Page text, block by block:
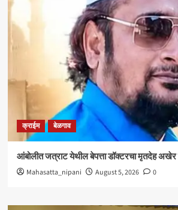
क्राईम बेळगाव
आंबोलीत जत्राट येथील बेपत्ता डॉक्टरचा मृतदेह अखेर
Mahasatta_nipani August 5, 2026 0